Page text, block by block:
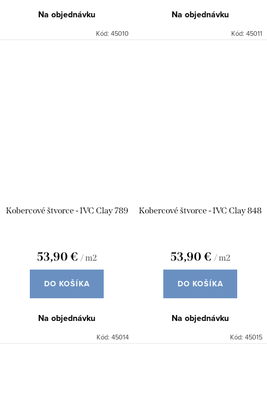
Na objednávku
Kód: 45010
Na objednávku
Kód: 45011
Kobercové štvorce - IVC Clay 789
53,90 € / m2
DO KOŠÍKA
Na objednávku
Kód: 45014
Kobercové štvorce - IVC Clay 848
53,90 € / m2
DO KOŠÍKA
Na objednávku
Kód: 45015